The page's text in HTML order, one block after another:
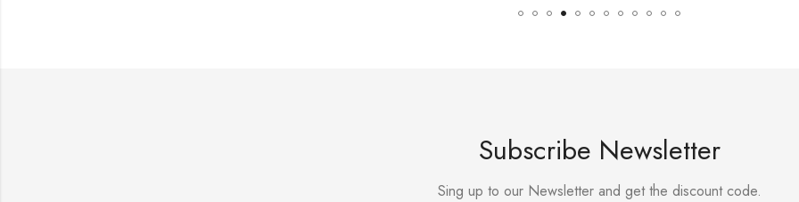
Subscribe Newsletter
Sing up to our Newsletter and get the discount code.